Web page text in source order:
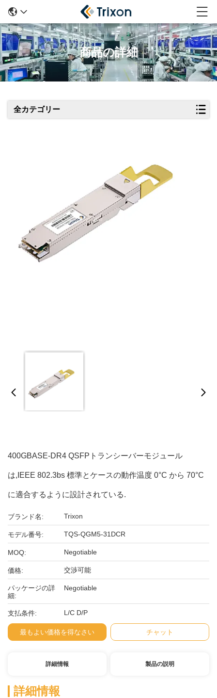
商品の詳細
全カテゴリー
400GBASE-DR4 QSFPトランシーバーモジュール
は,IEEE 802.3bs 標準とケースの動作温度 0°C から 70°C
に適合するように設計されている.
ブランド名: Trixon
モデル番号: TQS-QGM5-31DCR
MOQ: Negotiable
価格: 交渉可能
パッケージの詳
細:
Negotiable
支払条件: L/C D/P
最もよい価格を得なさい チャット
詳細情報 製品の説明
詳細情報